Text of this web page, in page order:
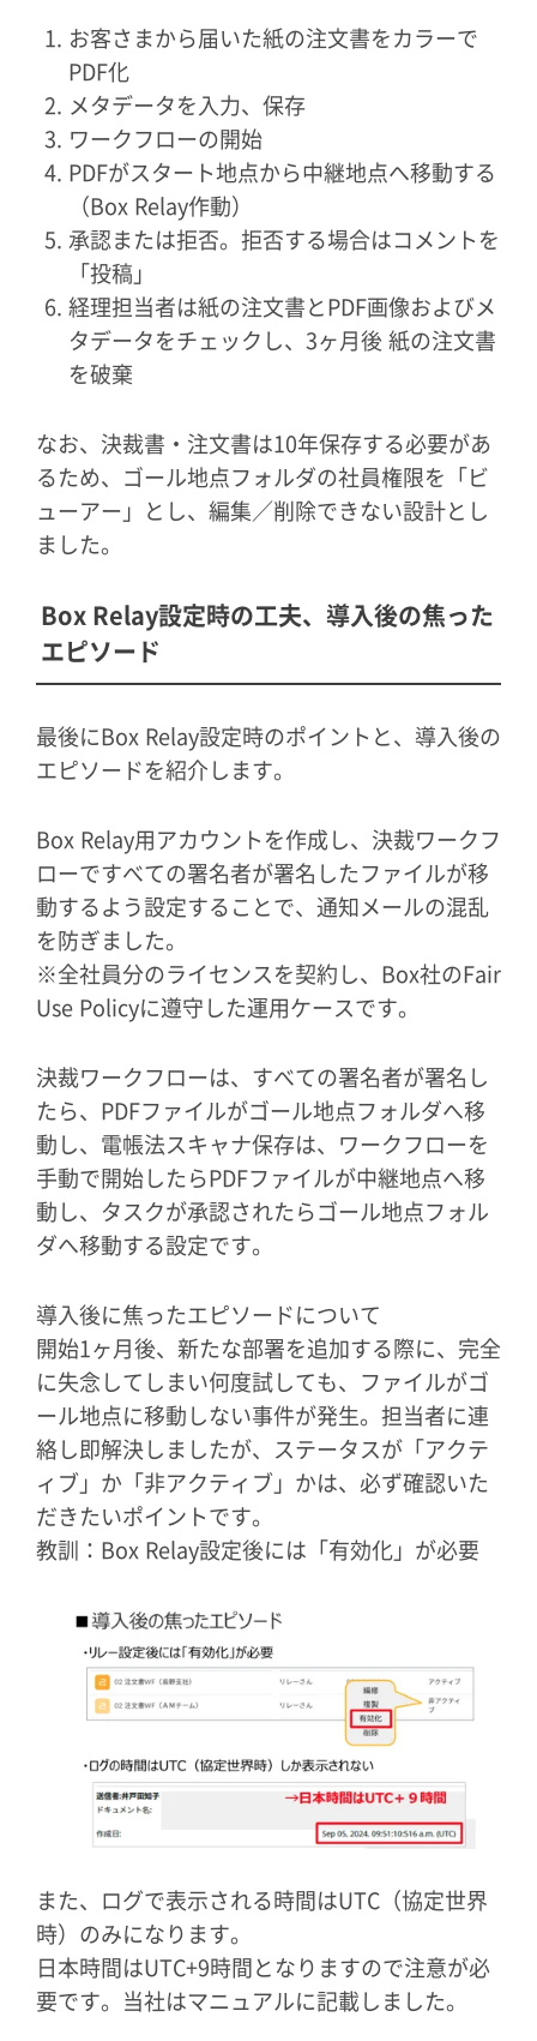
お客さまから届いた紙の注文書をカラーで
PDF化
メタデータを入力、保存
ワークフローの開始
PDFがスタート地点から中継地点へ移動する
（Box Relay作動）
承認または拒否。拒否する場合はコメントを
「投稿」
経理担当者は紙の注文書とPDF画像およびメ
タデータをチェックし、3ヶ月後 紙の注文書
を破棄
なお、決裁書・注文書は10年保存する必要があ
るため、ゴール地点フォルダの社員権限を「ビ
ューアー」とし、編集／削除できない設計とし
ました。
Box Relay設定時の工夫、導入後の焦った
エピソード
最後にBox Relay設定時のポイントと、導入後の
エピソードを紹介します。
Box Relay用アカウントを作成し、決裁ワークフ
ローですべての署名者が署名したファイルが移
動するよう設定することで、通知メールの混乱
を防ぎました。
※全社員分のライセンスを契約し、Box社のFair
Use Policyに遵守した運用ケースです。
決裁ワークフローは、すべての署名者が署名し
たら、PDFファイルがゴール地点フォルダへ移
動し、電帳法スキャナ保存は、ワークフローを
手動で開始したらPDFファイルが中継地点へ移
動し、タスクが承認されたらゴール地点フォル
ダへ移動する設定です。
導入後に焦ったエピソードについて
開始1ヶ月後、新たな部署を追加する際に、完全
に失念してしまい何度試しても、ファイルがゴ
ール地点に移動しない事件が発生。担当者に連
絡し即解決しましたが、ステータスが「アクテ
ィブ」か「非アクティブ」かは、必ず確認いた
だきたいポイントです。
教訓：Box Relay設定後には「有効化」が必要
また、ログで表示される時間はUTC（協定世界
時）のみになります。
日本時間はUTC+9時間となりますので注意が必
要です。当社はマニュアルに記載しました。